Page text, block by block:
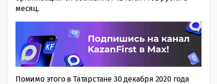
месяц.
Помимо этого в Татарстане 30 декабря 2020 года